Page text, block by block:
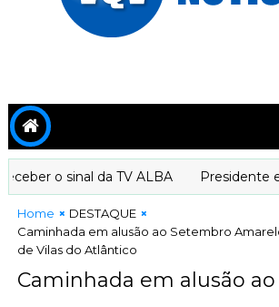
o sinal da TV ALBA Presidente
Home
DESTAQUE
Caminhada em alusão ao Setembro
de Vilas do Atlântico
Caminhada em alusão